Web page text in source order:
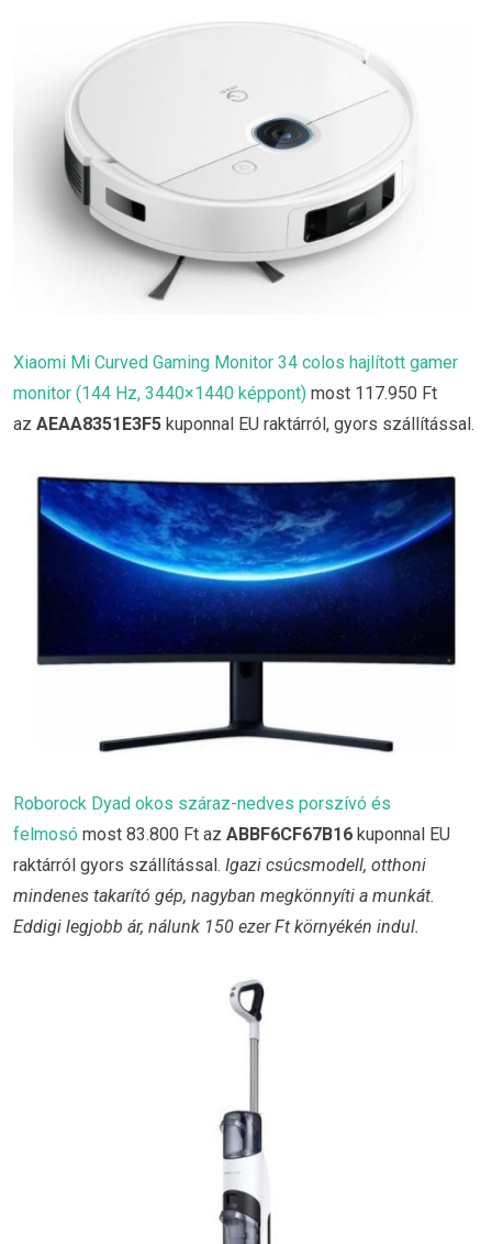
Xiaomi Mi Curved Gaming Monitor 34 colos hajlított gamer
monitor (144 Hz, 3440×1440 képpont) most 117.950 Ft
az AEAA8351E3F5 kuponnal EU raktárról, gyors szállítással.
Roborock Dyad okos száraz-nedves porszívó és
felmosó most 83.800 Ft az ABBF6CF67B16 kuponnal EU
raktárról gyors szállítással. Igazi csúcsmodell, otthoni
mindenes takarító gép, nagyban megkönnyíti a munkát.
Eddigi legjobb ár, nálunk 150 ezer Ft környékén indul.